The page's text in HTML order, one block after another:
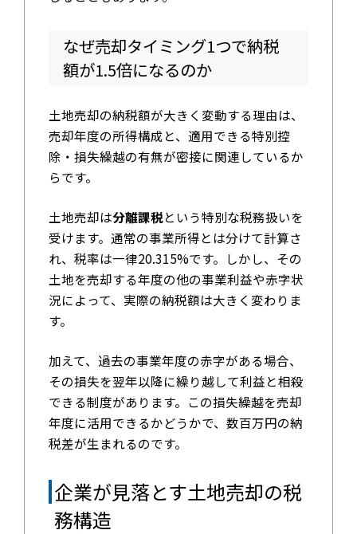
なぜ売却タイミング1つで納税
額が1.5倍になるのか
土地売却の納税額が大きく変動する理由は、
売却年度の所得構成と、適用できる特別控
除・損失繰越の有無が密接に関連しているか
らです。
土地売却は分離課税という特別な税務扱いを
受けます。通常の事業所得とは分けて計算さ
れ、税率は一律20.315%です。しかし、その
土地を売却する年度の他の事業利益や赤字状
況によって、実際の納税額は大きく変わりま
す。
加えて、過去の事業年度の赤字がある場合、
その損失を翌年以降に繰り越して利益と相殺
できる制度があります。この損失繰越を売却
年度に活用できるかどうかで、数百万円の納
税差が生まれるのです。
企業が見落とす土地売却の税
務構造